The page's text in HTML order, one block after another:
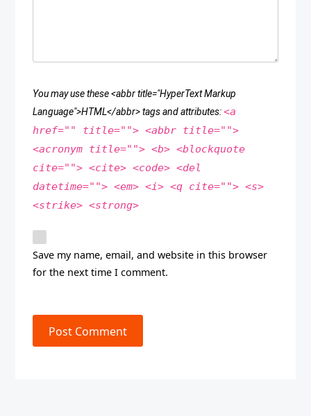
You may use these <abbr title="HyperText Markup
Language">HTML</abbr> tags and attributes:<a
href="" title=""> <abbr title="">
<acronym title=""> <b> <blockquote
cite=""> <cite> <code> <del
datetime=""> <em> <i> <q cite=""> <s>
<strike> <strong>
Save my name, email, and website in this browser
for the next time I comment.
Post Comment